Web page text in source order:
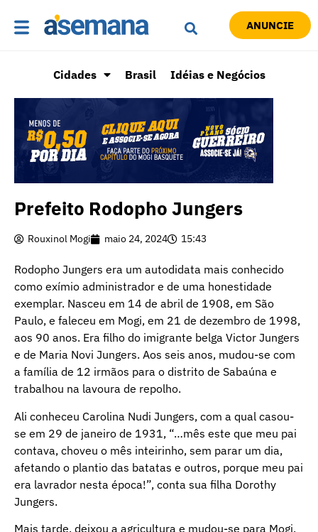
ANUNCIE
Cidades Brasil Idéias e Negócios
Prefeito Rodopho Jungers
Rouxinol Mogi maio 24, 2024 15:43
Rodopho Jungers era um autodidata mais conhecido
como exímio administrador e de uma honestidade
exemplar. Nasceu em 14 de abril de 1908, em São
Paulo, e faleceu em Mogi, em 21 de dezembro de 1998,
aos 90 anos. Era filho do imigrante belga Victor Jungers
e de Maria Novi Jungers. Aos seis anos, mudou-se com
a família de 12 irmãos para o distrito de Sabaúna e
trabalhou na lavoura de repolho.
Ali conheceu Carolina Nudi Jungers, com a qual casou-
se em 29 de janeiro de 1931, “…mês este que meu pai
contava, choveu o mês inteirinho, sem parar um dia,
afetando o plantio das batatas e outros, porque meu pai
era lavrador nesta época!”, conta sua filha Dorothy
Jungers.
Mais tarde, deixou a agricultura e mudou-se para Mogi,